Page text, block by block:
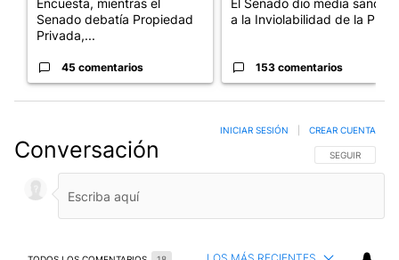
Encuesta, mientras el
Senado debatía Propiedad
Privada,...
45 comentarios
El Senado dio media sanción
a la Inviolabilidad de la P...
153 comentarios
Conversación SIGA ESTA
SEGUIR
INICIAR SESIÓN CREAR CUENTA